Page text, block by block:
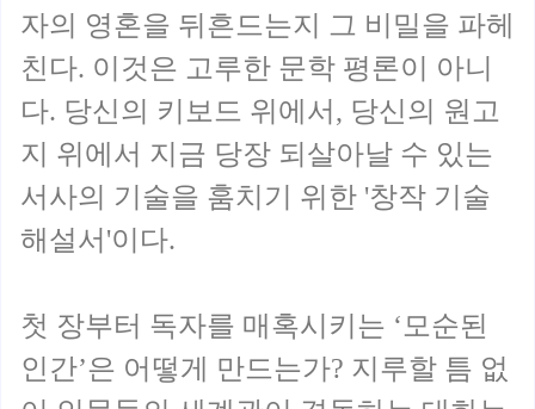
자의 영혼을 뒤흔드는지 그 비밀을 파헤
친다. 이것은 고루한 문학 평론이 아니
다. 당신의 키보드 위에서, 당신의 원고
지 위에서 지금 당장 되살아날 수 있는
서사의 기술을 훔치기 위한 '창작 기술
해설서'이다.
첫 장부터 독자를 매혹시키는 ‘모순된
인간’은 어떻게 만드는가? 지루할 틈 없